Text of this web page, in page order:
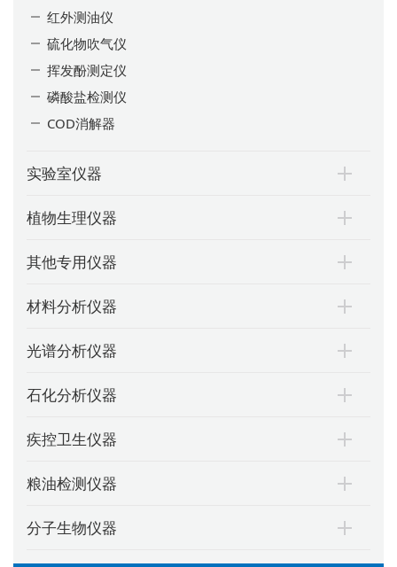
红外测油仪
硫化物吹气仪
挥发酚测定仪
磷酸盐检测仪
COD消解器
实验室仪器
植物生理仪器
其他专用仪器
材料分析仪器
光谱分析仪器
石化分析仪器
疾控卫生仪器
粮油检测仪器
分子生物仪器